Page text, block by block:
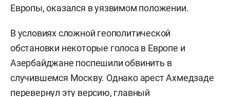
Европы, оказался в уязвимом положении.
В условиях сложной геополитической
обстановки некоторые голоса в Европе и
Азербайджане поспешили обвинить в
случившемся Москву. Однако арест Ахмедзаде
перевернул эту версию, главный